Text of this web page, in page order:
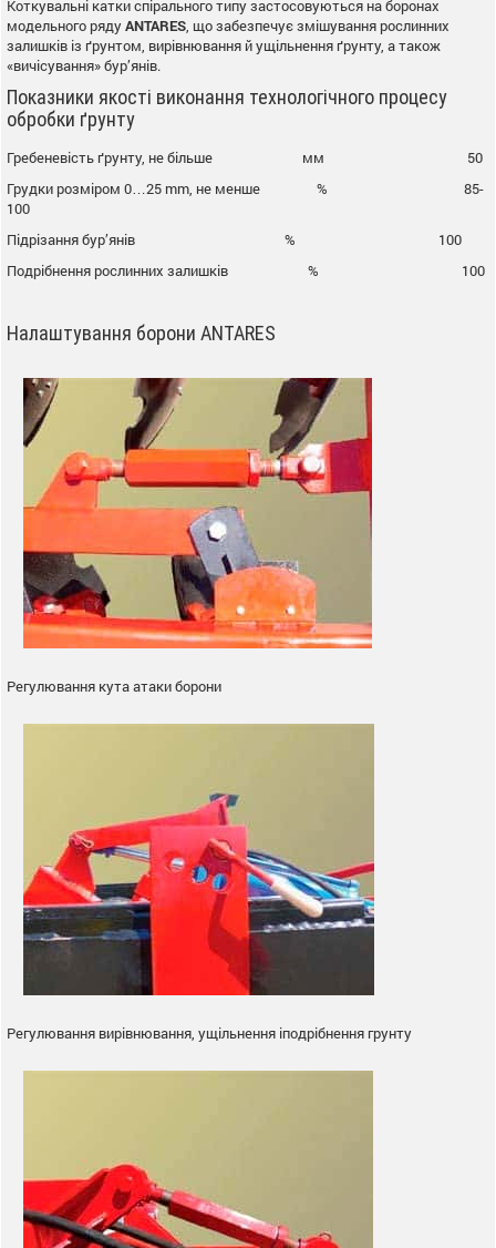
Коткувальні катки спірального типу застосовуються на боронах
модельного рядуANTARES , що забезпечує змішування рослинних
залишків із ґрунтом, вирівнювання й ущільнення ґрунту, а також
«вичісування» бур’янів.
Показники якості виконання технологічного процесу
обробки ґрунту
Гребеневість ґрунту, не більше мм 50
Грудки розміром 0…25 mm, не менше % 85-
100
Підрізання бур’янів % 100
Подрібнення рослинних залишків % 100
Налаштування борони ANTARES
Регулювання кута атаки борони
Регулювання вирівнювання, ущільнення іподрібнення грунту